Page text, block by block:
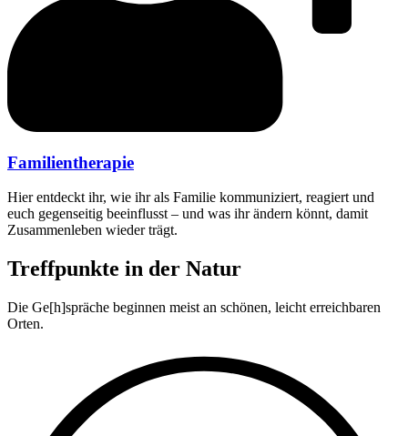
Familientherapie
Hier entdeckt ihr, wie ihr als Familie kommuniziert, reagiert und
euch gegenseitig beeinflusst – und was ihr ändern könnt, damit
Zusammenleben wieder trägt.
Treffpunkte in der Natur
Die Ge[h]spräche beginnen meist an schönen, leicht erreichbaren
Orten.